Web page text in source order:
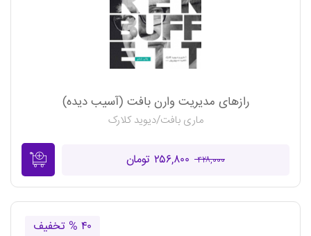
رازهای مدیریت وارن بافت (آسیب دیده)
ماری بافت/دیوید کلارک
۴۲۸,۰۰۰ ۲۵۶,۸۰۰ تومان
۴۰ % تخفیف